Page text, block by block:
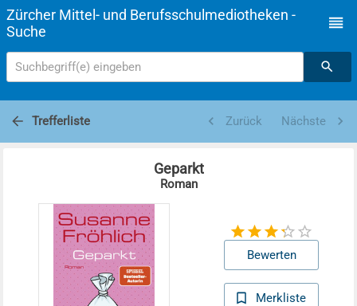
Zürcher Mittel- und Berufsschulmediotheken -
Suche
Suchbegriff(e) eingeben
Trefferliste Zurück Nächste
Geparkt
Roman
Bewerten
Merkliste